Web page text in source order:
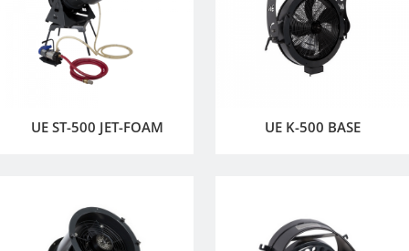
UE ST-500 JET-FOAM UE K-500 BASE